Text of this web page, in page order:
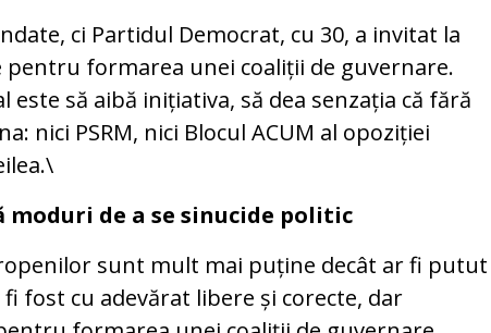
ci Partidul Democrat, cu 30, a invitat la
pentru formarea unei coaliții de guvernare.
să aibă inițiativa, să dea senzația că fără
nici PSRM, nici Blocul ACUM al opoziției
moduri de a se sinucide politic
sunt mult mai puține decât ar fi putut
fost cu adevărat libere și corecte, dar